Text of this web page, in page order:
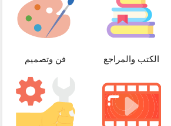
فن وتصميم الكتب والمراجع